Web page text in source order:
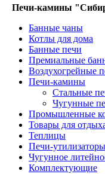
Печи-камины
Банные чаны
Котлы для дома
Банные печи
Премиальные
Воздухогрейные
Печи-камины
Стальные
Чугунные
Промышленные
Товары для
Теплицы
Печи-утилизаторы
Чугунное
Комплектующие